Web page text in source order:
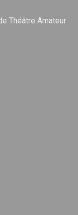
Théâtre Amateur